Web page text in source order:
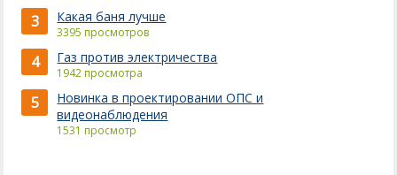
3 Какая баня лучше
3395 просмотров
4 Газ против электричества
1942 просмотра
5
Новинка в проектировании ОПС и
видеонаблюдения
1531 просмотр